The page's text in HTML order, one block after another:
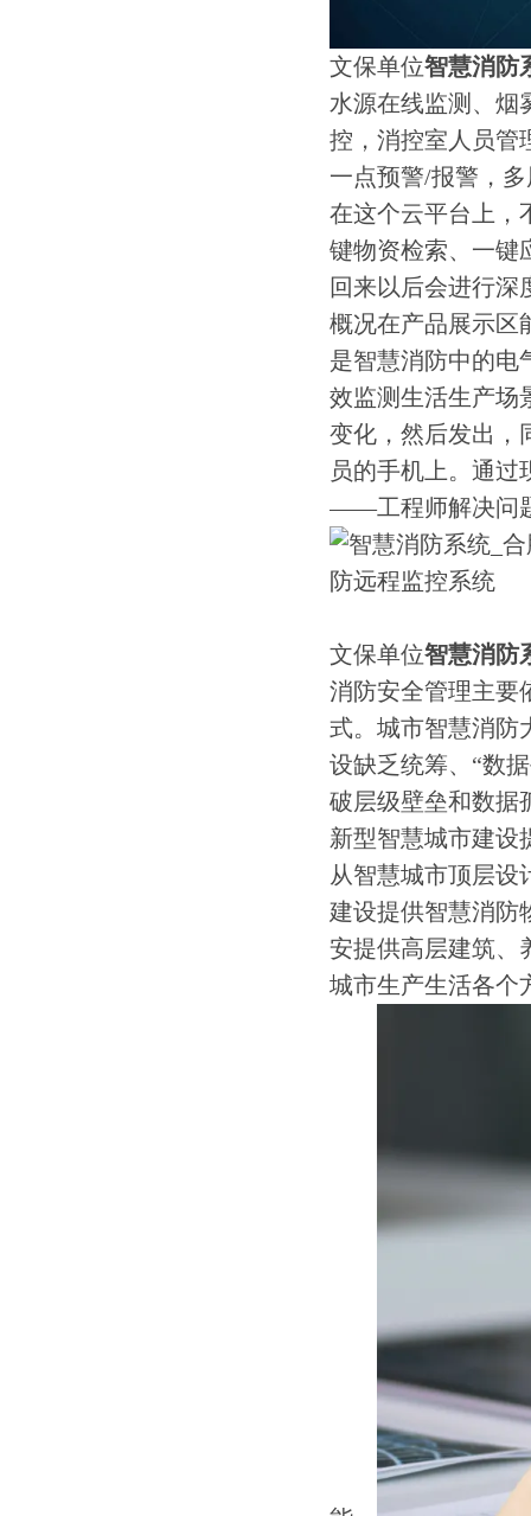
文保单位智慧消防
水源在线监测、烟
控，消控室人员管
一点预警/报警，
在这个云平台上，
键物资检索、一键
回来以后会进行深
概况在产品展示区
是智慧消防中的电
效监测生活生产场
变化，然后发出，
员的手机上。通
——工程师解决问
文保单位智慧消防
消防安全管理主要
式。城市智慧消防
设缺乏统筹、“数
破层级壁垒和数据
新型智慧城市建设
从智慧城市顶层
建设提供智慧消防
安提供高层建筑、
城市生产生活各个